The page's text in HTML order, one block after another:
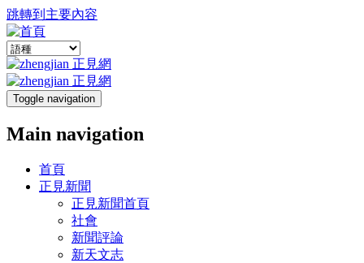
跳轉到主要內容
Toggle navigation
Main navigation
首頁
正見新聞
正見新聞首頁
社會
新聞評論
新天文志